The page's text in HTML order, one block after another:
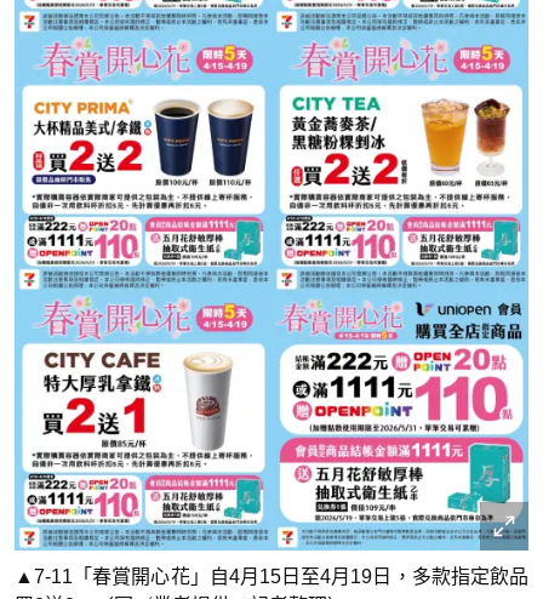
▲7-11「春賞開心花」自4月15日至4月19日，多款指定飲品